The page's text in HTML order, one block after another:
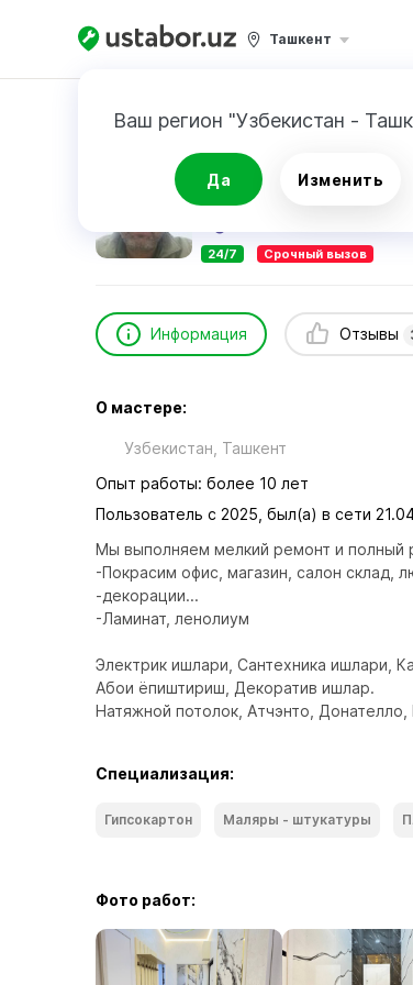
Ташкент
Ваш регион "Узбекистан -
Да Изменить
Главная Строительство и ремонт
Султонов Умирбек
24/7 Срочный вызов
Информация Отзывы
О мастере:
Узбекистан, Ташкент
Опыт работы: более 10 лет
Пользователь с 2025, был(а) в сети
Мы выполняем мелкий ремонт и полный
-Покрасим офис, магазин, салон склад,
-декорации...
-Ламинат, ленолиум
Электрик ишлари, Сантехника ишлари,
Абои ёпиштириш, Декоратив ишлар.
Натяжной потолок, Атчэнто,
Специализация:
Гипсокартон Маляры - штукатуры
Фото работ: